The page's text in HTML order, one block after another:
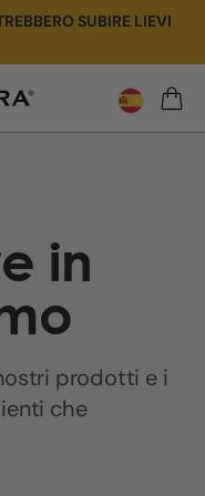
SUBIRE LIEVI
in
prodotti e i
che